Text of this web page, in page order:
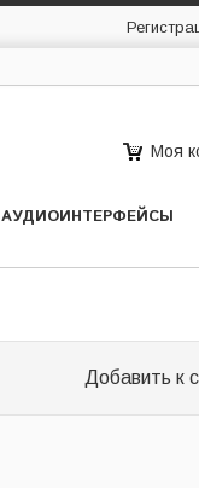
АУДИОИНТЕРФЕЙСЫ
Моя
Добавить к